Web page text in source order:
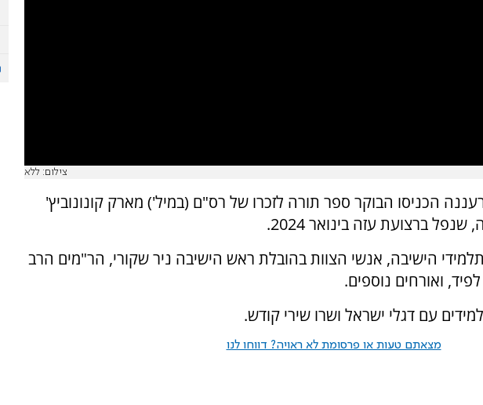
צילום: ללא
הכניסו הבוקר ספר תורה לזכרו של רס"ם (במיל') מארק קונונוביץ'
ברצועת עזה בינואר 2024.
הישיבה, אנשי הצוות בהובלת ראש הישיבה ניר שקורי, הר"מים הרב
ואורחים נוספים.
עם דגלי ישראל ושרו שירי קודש.
מצאתם טעות או פרסומת לא ראויה? דווחו לנו